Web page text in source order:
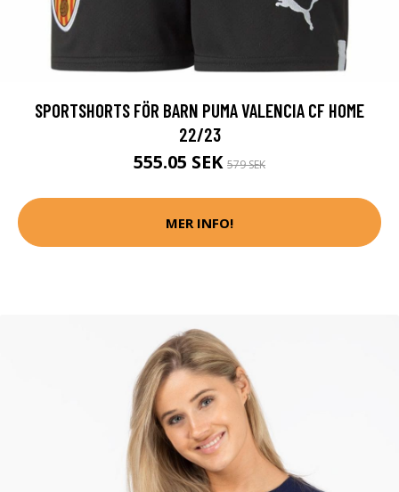
SPORTSHORTS FÖR BARN PUMA VALENCIA CF HOME
22/23
555.05 SEK 579 SEK
MER INFO!